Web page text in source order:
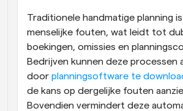
Traditionele handmatige planning
menselijke fouten, wat leidt tot
boekingen, omissies en
Bedrijven kunnen deze processen
door planningsoftware te
de kans op dergelijke fouten
Bovendien vermindert deze